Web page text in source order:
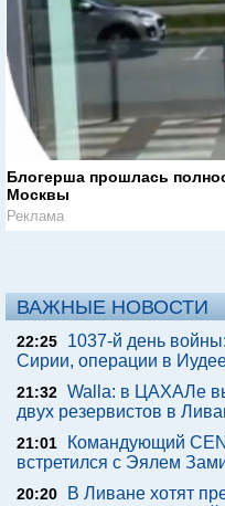
Блогерша прошлась
Москвы
Реклама
ВАЖНЫЕ НОВОСТИ
22:25
1037-й день
Сирии, операции в
21:32 Walla: в ЦАХАЛе
двух резервистов в
21:01
Командующий
встретился с Эялем
20:20
В Ливане хотят